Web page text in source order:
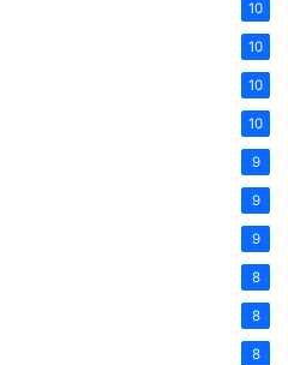
10
10
10
10
9
9
9
8
8
8